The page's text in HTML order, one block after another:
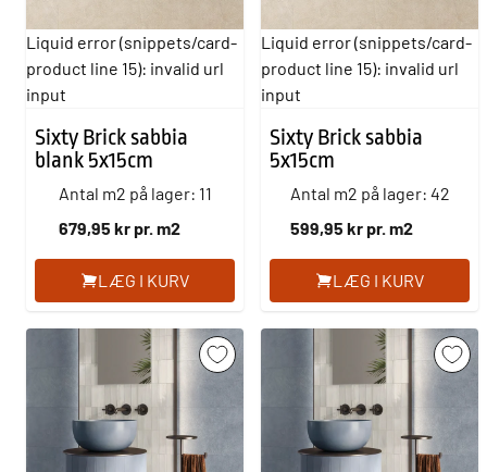
Liquid error (snippets/card-
product line 15): invalid url
input
Sixty Brick sabbia
blank 5x15cm
Antal m2 på lager: 11
679,95 kr pr. m2
LÆG I KURV
Liquid error (snippets/card-
product line 15): invalid url
input
Sixty Brick sabbia
5x15cm
Antal m2 på lager: 42
599,95 kr pr. m2
LÆG I KURV